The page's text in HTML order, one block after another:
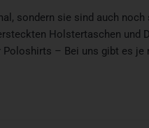
sondern sie sind auch noch
Holstertaschen und
– Bei uns gibt es je